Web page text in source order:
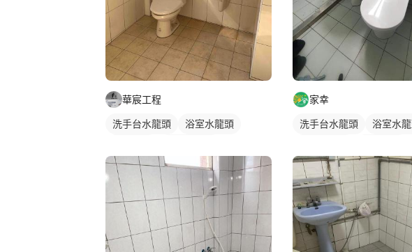
華宸工程
洗手台水龍頭
浴室水龍頭
家幸
洗手台水龍頭
浴室水